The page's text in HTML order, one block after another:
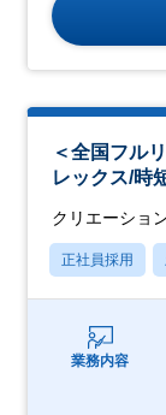
＜全国フル
レックス/時
クリエーショ
正社員採用
業務内容